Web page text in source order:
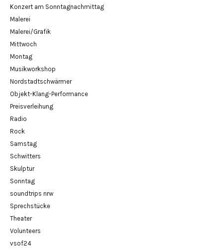
Konzert am Sonntagnachmittag
Malerei
Malerei/Grafik
Mittwoch
Montag
Musikworkshop
Nordstadtschwärmer
Objekt-Klang-Performance
Preisverleihung
Radio
Rock
Samstag
Schwitters
Skulptur
Sonntag
soundtrips nrw
Sprechstücke
Theater
Volunteers
vsof24